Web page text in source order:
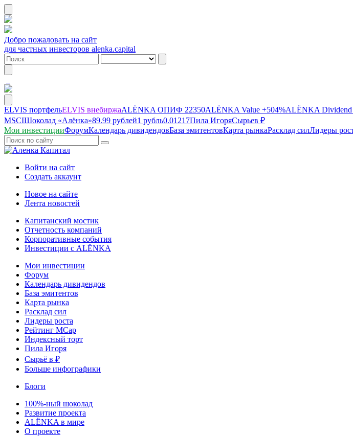
Добро пожаловать на сайт
для частных инвесторов alenka.capital
ELVIS портфельELVIS внебиржаALЁNKA ОПИФ 22350ALЁNKA Value +504%ALЁNKA Dividend
MSCIШоколад «Алёнка»89.99 рублей1 рубль0.01217Пила ИгоряСырьев ₽
Мои инвестицииФорумКалендарь дивидендовБаза эмитентовКарта рынкаРасклад силЛидеры
Войти на сайт
Создать аккаунт
Новое на сайте
Лента новостей
Капитанский мостик
Отчетность компаний
Корпоративные события
Инвестиции с ALЁNKA
Мои инвестиции
Форум
Календарь дивидендов
База эмитентов
Карта рынка
Расклад сил
Лидеры роста
Рейтинг MCap
Индексный торт
Пила Игоря
Сырьё в ₽
Больше инфографики
Блоги
100%-ный шоколад
Развитие проекта
ALЁNKA в мире
О проекте